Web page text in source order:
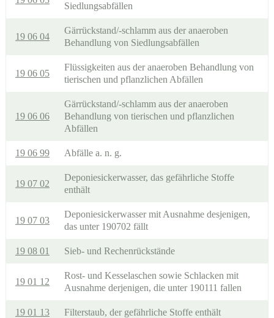
Siedlungsabfällen
19 06 04
Gärrückstand/-schlamm aus der anaeroben
Behandlung von Siedlungsabfällen
19 06 05
Flüssigkeiten aus der anaeroben Behandlung von
tierischen und pflanzlichen Abfällen
19 06 06
Gärrückstand/-schlamm aus der anaeroben
Behandlung von tierischen und pflanzlichen
Abfällen
19 06 99 Abfälle a. n. g.
19 07 02
Deponiesickerwasser, das gefährliche Stoffe
enthält
19 07 03
Deponiesickerwasser mit Ausnahme desjenigen,
das unter 190702 fällt
19 08 01 Sieb- und Rechenrückstände
19 01 12
Rost- und Kesselaschen sowie Schlacken mit
Ausnahme derjenigen, die unter 190111 fallen
19 01 13 Filterstaub, der gefährliche Stoffe enthält